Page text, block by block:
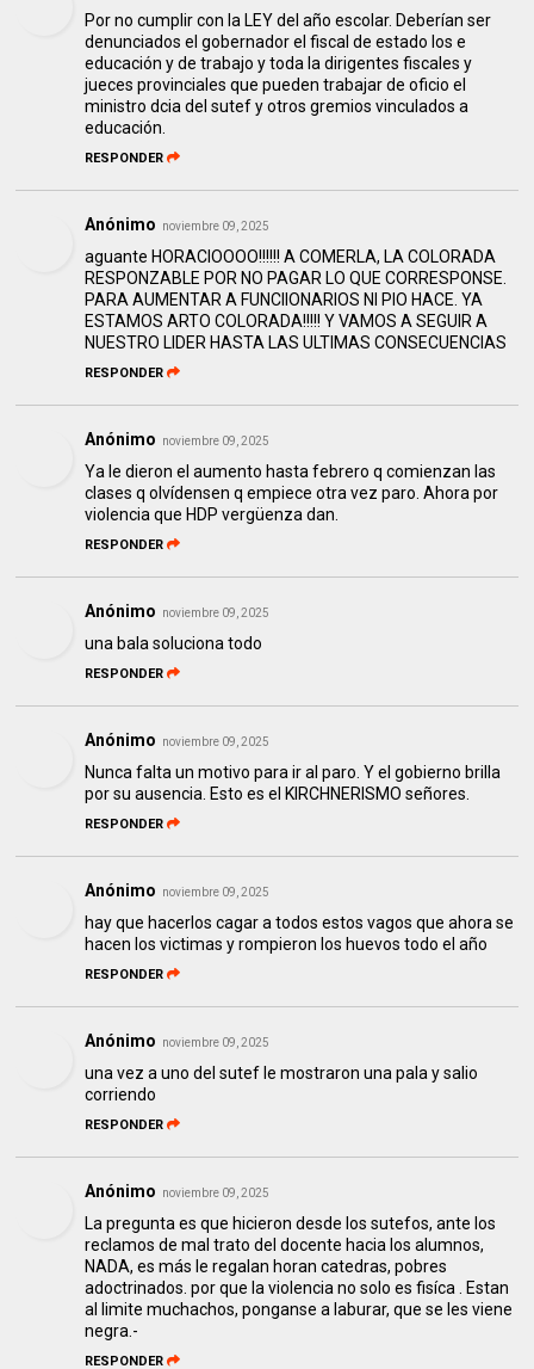
Por no cumplir con la LEY del año escolar. Deberían ser
denunciados el gobernador el fiscal de estado los e
educación y de trabajo y toda la dirigentes fiscales y
jueces provinciales que pueden trabajar de oficio el
ministro dcia del sutef y otros gremios vinculados a
educación.
RESPONDER
Anónimo noviembre 09, 2025
aguante HORACIOOOO!!!!!! A COMERLA, LA COLORADA
RESPONZABLE POR NO PAGAR LO QUE CORRESPONSE.
PARA AUMENTAR A FUNCIIONARIOS NI PIO HACE. YA
ESTAMOS ARTO COLORADA!!!!! Y VAMOS A SEGUIR A
NUESTRO LIDER HASTA LAS ULTIMAS CONSECUENCIAS
RESPONDER
Anónimo noviembre 09, 2025
Ya le dieron el aumento hasta febrero q comienzan las
clases q olvídensen q empiece otra vez paro. Ahora por
violencia que HDP vergüenza dan.
RESPONDER
Anónimo noviembre 09, 2025
una bala soluciona todo
RESPONDER
Anónimo noviembre 09, 2025
Nunca falta un motivo para ir al paro. Y el gobierno brilla
por su ausencia. Esto es el KIRCHNERISMO señores.
RESPONDER
Anónimo noviembre 09, 2025
hay que hacerlos cagar a todos estos vagos que ahora se
hacen los victimas y rompieron los huevos todo el año
RESPONDER
Anónimo noviembre 09, 2025
una vez a uno del sutef le mostraron una pala y salio
corriendo
RESPONDER
Anónimo noviembre 09, 2025
La pregunta es que hicieron desde los sutefos, ante los
reclamos de mal trato del docente hacia los alumnos,
NADA, es más le regalan horan catedras, pobres
adoctrinados. por que la violencia no solo es fisíca . Estan
al limite muchachos, ponganse a laburar, que se les viene
negra.-
RESPONDER